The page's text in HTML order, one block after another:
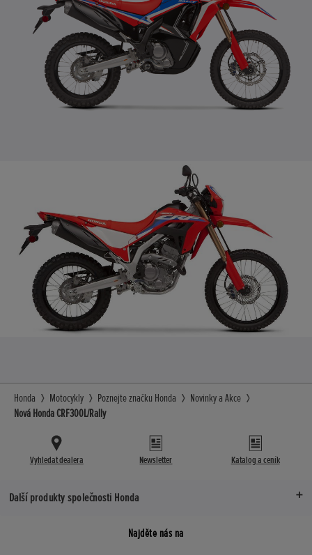
Honda Motocykly Poznejte značku Honda
Novinky a Akce
Nová Honda CRF300L/Rally
Vyhledat dealera Newsletter Katalog a ceník
Další produkty společnosti Honda
Najděte nás na